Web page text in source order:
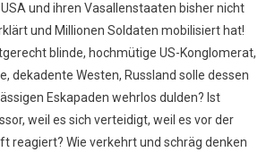
und ihren Vasallenstaaten bisher nicht
und Millionen Soldaten mobilisiert hat!
blinde, hochmütige US-Konglomerat,
dekadente Westen, Russland solle dessen
Eskapaden wehrlos dulden? Ist
weil es sich verteidigt, weil es vor der
reagiert? Wie verkehrt und schräg denken